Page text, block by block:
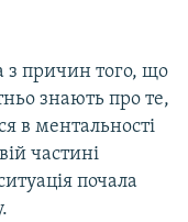
з причин того, що
знають про те,
в ментальності
частині
почала